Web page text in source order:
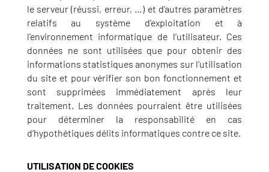
le serveur (réussi, erreur, …) et d’autres paramètres
relatifs au système d’exploitation et à
l’environnement informatique de l’utilisateur. Ces
données ne sont utilisées que pour obtenir des
informations statistiques anonymes sur l’utilisation
du site et pour vérifier son bon fonctionnement et
sont supprimées immédiatement après leur
traitement. Les données pourraient être utilisées
pour déterminer la responsabilité en cas
d’hypothétiques délits informatiques contre ce site.
UTILISATION DE COOKIES